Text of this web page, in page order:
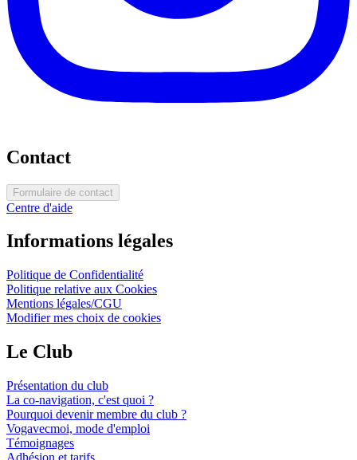
Contact
Formulaire de contact
Centre d'aide
Informations légales
Politique de Confidentialité
Politique relative aux Cookies
Mentions légales/CGU
Modifier mes choix de cookies
Le Club
Présentation du club
La co-navigation, c'est quoi ?
Pourquoi devenir membre du club ?
Vogavecmoi, mode d'emploi
Témoignages